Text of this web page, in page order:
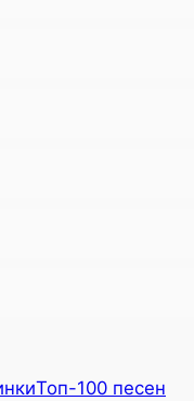
Топ-100 песен